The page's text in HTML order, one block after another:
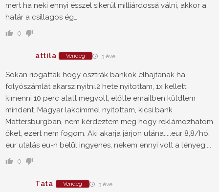
mert ha neki ennyi ésszel sikerül milliárdossá válni, akkor a
határ a csillagos ég…
0
attila Vendég 3 éve
Sokan riogattak hogy osztrák bankok elhajtanak ha
folyószámlát akarsz nyitni.2 hete nyitottam, 1x kellett
kimenni 10 perc alatt megvolt, előtte emailben küldtem
mindent. Magyar lakcímmel nyitottam, kicsi bank
Mattersburgban, nem kérdeztem meg hogy reklámozhatom
őket, ezért nem fogom. Aki akarja járjon utána.....eur 8,8/hó,
eur utalás eu-n belül ingyenes, nekem ennyi volt a lényeg....
0
Tata Vendég 3 éve